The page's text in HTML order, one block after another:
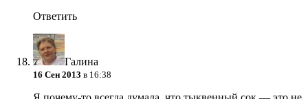
Ответить
Галина
16 Сен 2013 в 16:38